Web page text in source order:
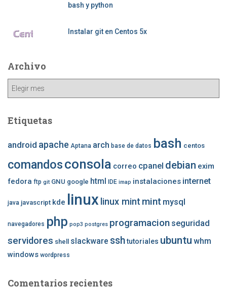
bash y python
Instalar git en Centos 5x
Archivo
Archivo
Etiquetas
android apache Aptana arch base de datos bash centos
comandosconsola correo cpanel debian exim
fedora ftp git GNU google html IDE imap instalaciones internet
java javascript kde linux linux mint mint mysql
navegadores php pop3 postgres programacion seguridad
servidores shell slackware sshtutoriales ubuntu whm
windows wordpress
Comentarios recientes